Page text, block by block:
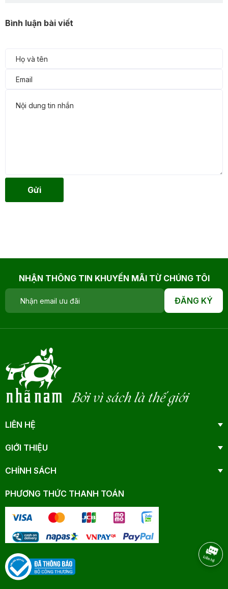
Bình luận bài viết
Gửi
NHẬN THÔNG TIN KHUYẾN MÃI TỪ CHÚNG TÔI
ĐĂNG KÝ
Bởi vì sách là thế giới
LIÊN HỆ
GIỚI THIỆU
CHÍNH SÁCH
PHƯƠNG THỨC THANH TOÁN